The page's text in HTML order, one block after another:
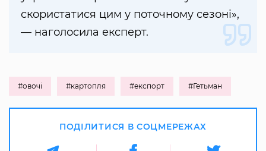
скористатися цим у поточному сезоні»,
— наголосила експерт.
#овочі #картопля #експорт #Гетьман
ПОДІЛИТИСЯ В СОЦМЕРЕЖАХ